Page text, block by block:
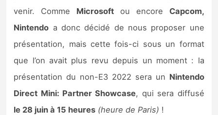
Previews
Précommandes
Précommandes jeux Switch 2
Sorties de jeux
venir. Comme Microsoft ou encore Capcom,
Nintendo a donc décidé de nous proposer une
présentation, mais cette fois-ci sous un format
que l’on avait plus revu depuis un moment : la
présentation du non-E3 2022 sera un Nintendo
Direct Mini: Partner Showcase, qui sera diffusé
le 28 juin à 15 heures (heure de Paris) !